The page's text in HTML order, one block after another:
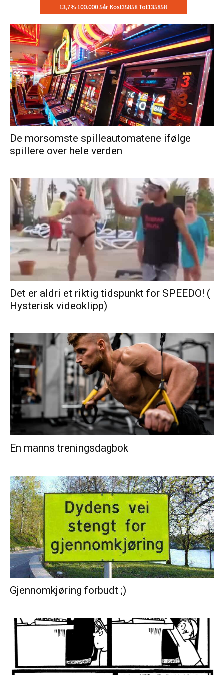
De morsomste spilleautomatene ifølge
spillere over hele verden
Det er aldri et riktig tidspunkt for SPEEDO! (
Hysterisk videoklipp)
En manns treningsdagbok
Gjennomkjøring forbudt ;)